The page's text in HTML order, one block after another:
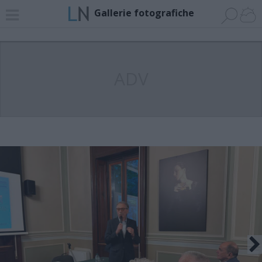
Gallerie fotografiche